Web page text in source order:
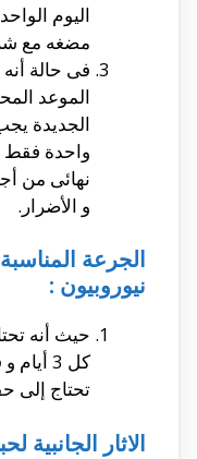
اليوم
مضغه مع
فى حالة
الموعد
الجديدة
واحدة فقط
نهائى من
و الأضرار.
الجرعة
نيوروبيون :
حيث أنه
كل 3
تحتاج إلى
الاثار الجانبية